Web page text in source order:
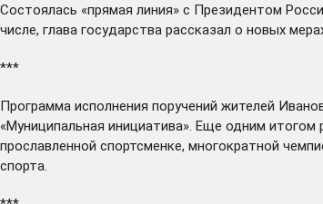
Состоялась «прямая линия» с Президентом
числе, глава государства рассказал о новых
***
Программа исполнения поручений жителей
«Муниципальная инициатива». Еще одним
прославленной спортсменке, многократной
спорта.